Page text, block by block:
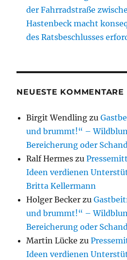
der Fahrradstraße
Hastenbeck macht
des Ratsbeschlusses
NEUESTE KOMMENTARE
Birgit Wendling zu
und brummt!“ –
Bereicherung oder
Ralf Hermes zu
Ideen verdienen
Britta Kellermann
Holger Becker zu
und brummt!“ –
Bereicherung oder
Martin Lücke zu
Ideen verdienen